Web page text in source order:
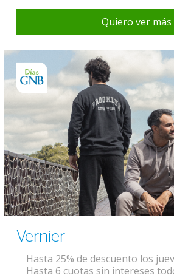
Quiero ver más
Vernier
Hasta 25% de descuento los
Hasta 6 cuotas sin intereses